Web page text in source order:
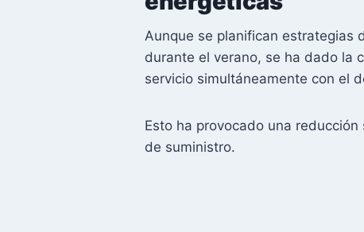
Aunque se planifican estrategias
durante el verano, se ha dado la
servicio simultáneamente con el
Esto ha provocado una
de suministro.